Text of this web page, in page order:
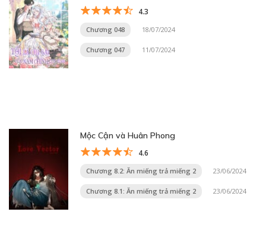
4.3
Chương 048 18/07/2024
Chương 047 11/07/2024
Mộc Cận và Huân Phong
4.6
Chương 8.2: Ăn miếng trả miếng 2 23/06/2024
Chương 8.1: Ăn miếng trả miếng 2 23/06/2024